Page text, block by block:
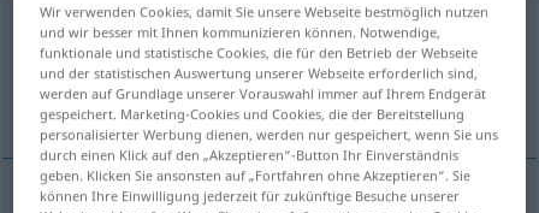
denen [deːnən]datpl
Übersicht aller Übersetzungen
(Für mehr Details die Übersetzung anklicken/antippen)
Wir verwenden Cookies, damit Sie unsere Webseite bestmöglich nutzen
und wir besser mit Ihnen kommunizieren können. Notwendige,
funktionale und statistische Cookies, die für den Betrieb der Webseite
und der statistischen Auswertung unserer Webseite erforderlich sind,
werden auf Grundlage unserer Vorauswahl immer auf Ihrem Endgerät
gespeichert. Marketing-Cookies und Cookies, die der Bereitstellung
personalisierter Werbung dienen, werden nur gespeichert, wenn Sie uns
durch einen Klick auf den „Akzeptieren“-Button Ihr Einverständnis
geben. Klicken Sie ansonsten auf „Fortfahren ohne Akzeptieren“. Sie
können Ihre Einwilligung jederzeit für zukünftige Besuche unserer